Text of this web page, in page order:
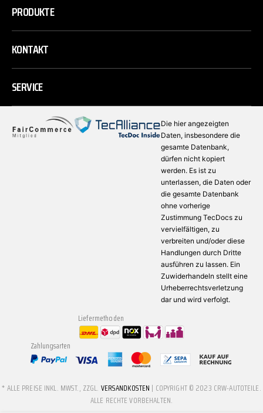
PRODUKTE
KONTAKT
SERVICE
Die hier angezeigten
Daten, insbesondere die
gesamte Datenbank,
dürfen nicht kopiert
werden. Es ist zu
unterlassen, die Daten oder
die gesamte Datenbank
ohne vorherige
Zustimmung TecDocs zu
vervielfältigen, zu
verbreiten und/oder diese
Handlungen durch Dritte
ausführen zu lassen. Ein
Zuwiderhandeln stellt eine
Urheberrechtsverletzung
dar und wird verfolgt.
Liefermethoden
Zahlungsarten
* ALLE PREISE INKL. MWST., ZZGL. VERSANDKOSTEN | COPYRIGHT © 2023 CRW-AUTOTEILE.
ALLE RECHTE VORBEHALTEN.